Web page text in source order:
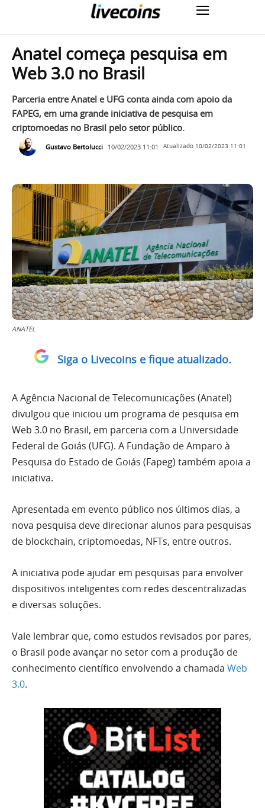
Anatel começa pesquisa em
Web 3.0 no Brasil
Parceria entre Anatel e UFG conta ainda com apoio da
FAPEG, em uma grande iniciativa de pesquisa em
criptomoedas no Brasil pelo setor público.
Gustavo Bertolucci 10/02/2023 11:01 Atualizado 10/02/2023 11:01
ANATEL
Siga o Livecoins e fique atualizado.
A Agência Nacional de Telecomunicações (Anatel)
divulgou que iniciou um programa de pesquisa em
Web 3.0 no Brasil, em parceria com a Universidade
Federal de Goiás (UFG). A Fundação de Amparo à
Pesquisa do Estado de Goiás (Fapeg) também apoia a
iniciativa.
Apresentada em evento público nos últimos dias, a
nova pesquisa deve direcionar alunos para pesquisas
de blockchain, criptomoedas, NFTs, entre outros.
A iniciativa pode ajudar em pesquisas para envolver
dispositivos inteligentes com redes descentralizadas
e diversas soluções.
Vale lembrar que, como estudos revisados por pares,
o Brasil pode avançar no setor com a produção de
conhecimento científico envolvendo a chamada Web
3.0.